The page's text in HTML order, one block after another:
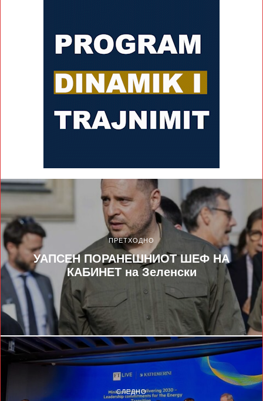
ПРЕТХОДНО
УАПСЕН ПОРАНЕШНИОТ ШЕФ НА
КАБИНЕТ на Зеленски
СЛЕДНО